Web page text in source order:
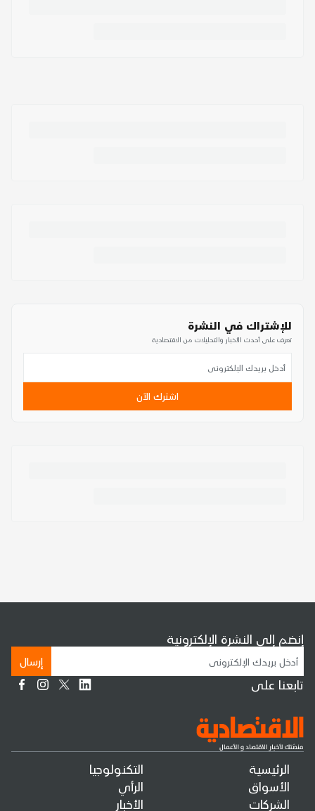
للإشتراك في النشرة
تعرف على أحدث الأخبار والتحليلات من الاقتصادية
اشترك الآن
الرئيسية
الأسواق
الشركات
التكنولوجيا
الرأي
الأخبار
إنضم إلى النشرة الإلكترونية
إرسال
تابعنا على